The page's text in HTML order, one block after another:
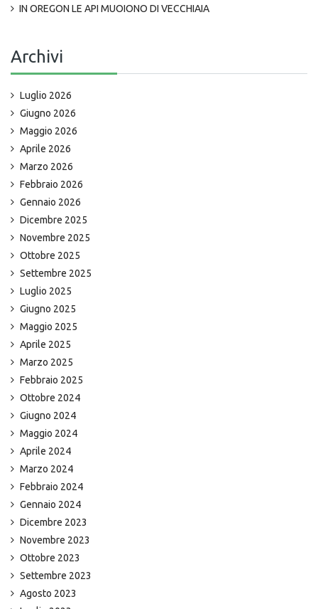
IN OREGON LE API MUOIONO DI VECCHIAIA
Archivi
Luglio 2026
Giugno 2026
Maggio 2026
Aprile 2026
Marzo 2026
Febbraio 2026
Gennaio 2026
Dicembre 2025
Novembre 2025
Ottobre 2025
Settembre 2025
Luglio 2025
Giugno 2025
Maggio 2025
Aprile 2025
Marzo 2025
Febbraio 2025
Ottobre 2024
Giugno 2024
Maggio 2024
Aprile 2024
Marzo 2024
Febbraio 2024
Gennaio 2024
Dicembre 2023
Novembre 2023
Ottobre 2023
Settembre 2023
Agosto 2023